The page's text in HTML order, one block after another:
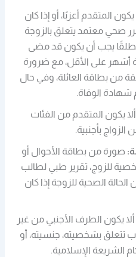
المتقدم أعزبًا، أو إذا كان
صحي معتمد يتعلق بالزوجة
مطلقًا يجب أن يكون قد مضى
على الأقل، مع ضرورة
من بطاقة العائلة، وفي حال
شهادة الوفاة.
ألا يكون المتقدم من الفئات
بأجنبية.
صورة من بطاقة الأحوال أو
للزوج، تقرير طبي لطالب
الصحية للزوجة إذا كان
يكون الطرف الأجنبي من غير
تتعلق بشخصيته، جنسيته، أو
الشريعة الإسلامية.